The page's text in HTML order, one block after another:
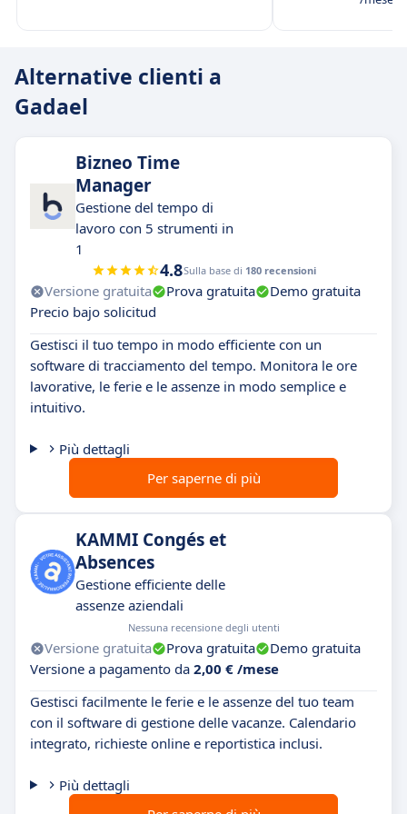
Alternative clienti a
Gadael
Bizneo Time
Manager
Gestione del tempo di
lavoro con 5 strumenti in
1
4.8Sulla base di 180 recensioni
Versione gratuita Prova gratuita
Demo gratuita
Precio bajo solicitud
Gestisci il tuo tempo in modo efficiente con un
software di tracciamento del tempo. Monitora le ore
lavorative, le ferie e le assenze in modo semplice e
intuitivo.
Più dettagli
Per saperne di più
KAMMI Congés et
Absences
Gestione efficiente delle
assenze aziendali
Nessuna recensione degli utenti
Versione gratuita Prova gratuita
Demo gratuita
Versione a pagamento da 2,00 € /mese
Gestisci facilmente le ferie e le assenze del tuo team
con il software di gestione delle vacanze. Calendario
integrato, richieste online e reportistica inclusi.
Più dettagli